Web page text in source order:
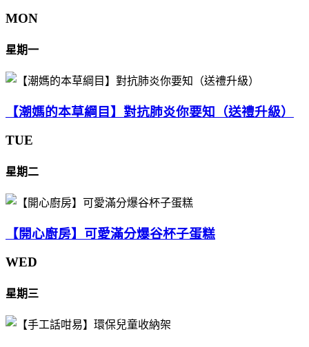
MON
星期一
【潮媽的本草綱目】對抗肺炎你要知（送禮升級）
TUE
星期二
【開心廚房】可愛滿分爆谷杯子蛋糕
WED
星期三